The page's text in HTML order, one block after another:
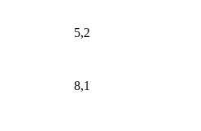
5,2
8,1